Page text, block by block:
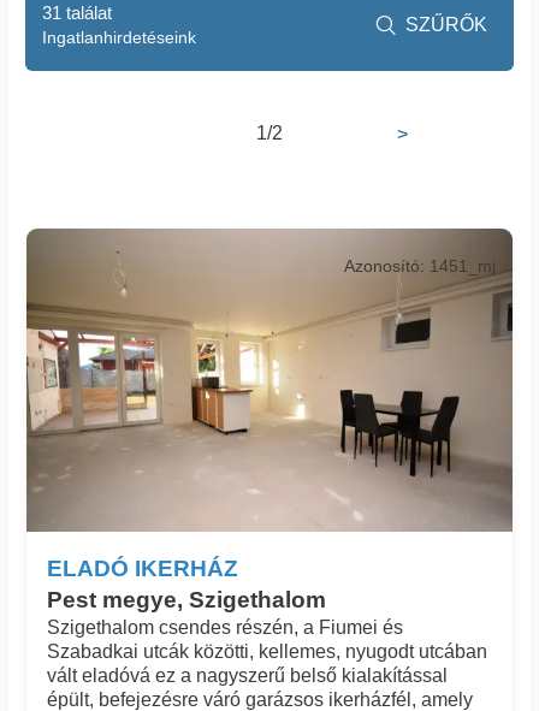
1/2 >
ELADÓ IKERHÁZ
Pest megye, Szigethalom
Azonosító: 1451_mj
Szigethalom csendes részén, a Fiumei és
Szabadkai utcák közötti, kellemes, nyugodt utcában
vált eladóvá ez a nagyszerű belső kialakítással
épült, befejezésre váró garázsos ikerházfél, amely
31 találat
Ingatlanhirdetéseink
 SZŰRŐK